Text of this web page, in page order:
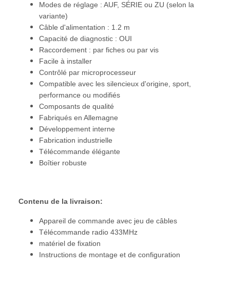
Modes de réglage : AUF, SÉRIE ou ZU (selon la
variante)
Câble d'alimentation : 1.2 m
Capacité de diagnostic : OUI
Raccordement : par fiches ou par vis
Facile à installer
Contrôlé par microprocesseur
Compatible avec les silencieux d'origine, sport,
performance ou modifiés
Composants de qualité
Fabriqués en Allemagne
Développement interne
Fabrication industrielle
Télécommande élégante
Boîtier robuste
Contenu de la livraison:
Appareil de commande avec jeu de câbles
Télécommande radio 433MHz
matériel de fixation
Instructions de montage et de configuration